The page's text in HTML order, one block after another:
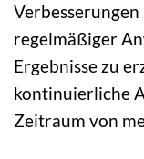
regelmäßiger
Ergebnisse zu
kontinuierliche
Zeitraum von